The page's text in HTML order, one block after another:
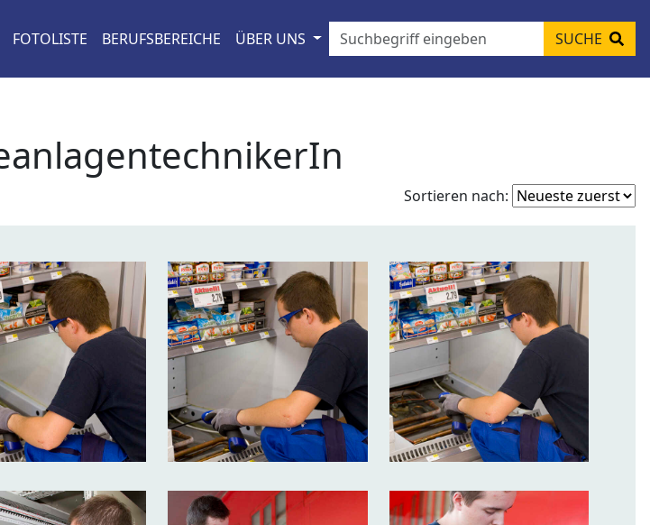
FOTOLISTE BERUFSBEREICHE ÜBER UNS SUCHE
Sortieren nach: